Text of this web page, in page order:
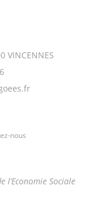
VINCENNES
nous
l’Economie Sociale